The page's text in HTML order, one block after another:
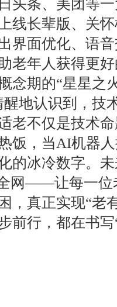
头条、美团等
线长辈版、关
界面优化、语
老年人获得更
期的“星星之
醒地认识到，技
老不仅是技术
饭，当AI机器
的冰冷数字。
网——让每一位
，真正实现“老
前行，都在书